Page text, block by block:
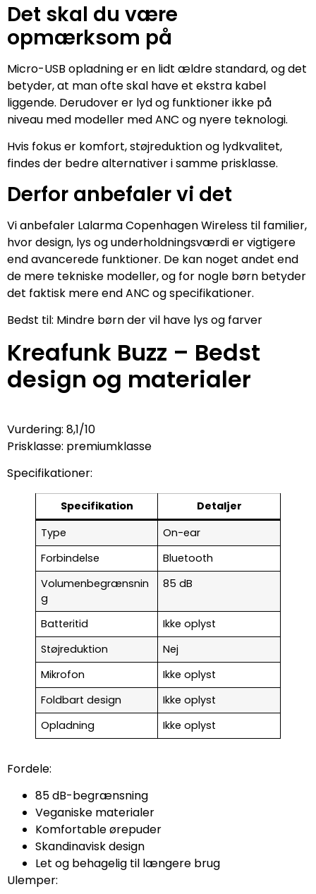
Det skal du være
opmærksom på
Micro-USB opladning er en lidt ældre standard, og det
betyder, at man ofte skal have et ekstra kabel
liggende. Derudover er lyd og funktioner ikke på
niveau med modeller med ANC og nyere teknologi.
Hvis fokus er komfort, støjreduktion og lydkvalitet,
findes der bedre alternativer i samme prisklasse.
Derfor anbefaler vi det
Vi anbefaler Lalarma Copenhagen Wireless til familier,
hvor design, lys og underholdningsværdi er vigtigere
end avancerede funktioner. De kan noget andet end
de mere tekniske modeller, og for nogle børn betyder
det faktisk mere end ANC og specifikationer.
Bedst til: Mindre børn der vil have lys og farver
Kreafunk Buzz – Bedst
design og materialer
Vurdering: 8,1/10
Prisklasse: premiumklasse
Specifikationer:
Specifikation
Detaljer
Type
On-ear
Forbindelse
Bluetooth
Volumenbegrænsnin
g
85 dB
Batteritid
Ikke oplyst
Støjreduktion
Nej
Mikrofon
Ikke oplyst
Foldbart design
Ikke oplyst
Opladning
Ikke oplyst
Fordele:
85 dB-begrænsning
Veganiske materialer
Komfortable ørepuder
Skandinavisk design
Let og behagelig til længere brug
Ulemper: